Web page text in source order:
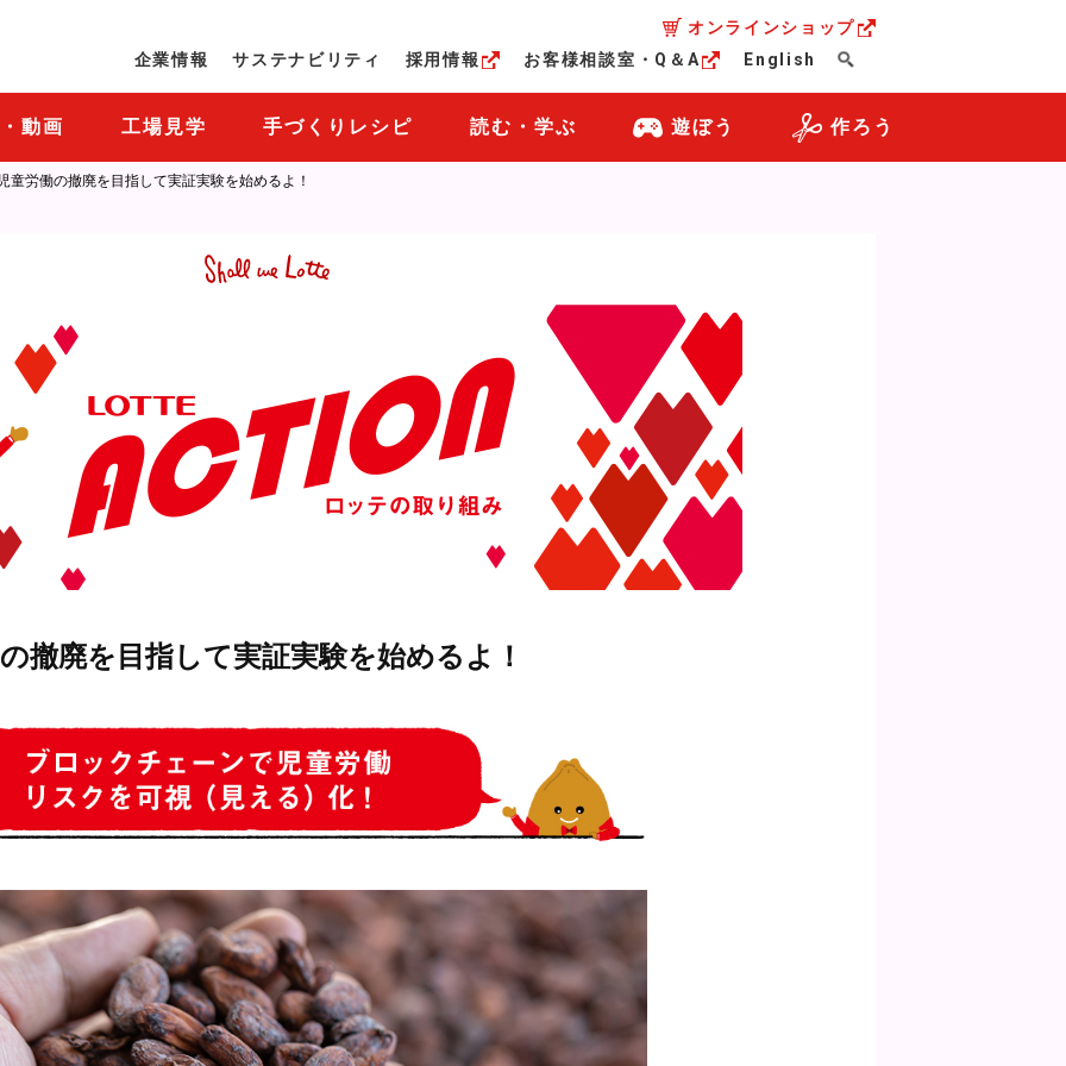
オンラインショップ
企業情報
サステナビリティ 採用情報 お客様相談室・Q＆A English
動画 工場見学 手づくりレシピ 読む・学ぶ 遊ぼう 作ろう
童労働の撤廃を目指して実証実験を始めるよ！
撤廃を目指して実証実験を始めるよ！